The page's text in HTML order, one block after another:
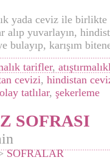
yada ceviz ile
yuvarlayın,
bulayıp, karışım
tarifler,
cevizi, hindistan
tatlılar, şekerleme
SOFRASI
SOFRALAR